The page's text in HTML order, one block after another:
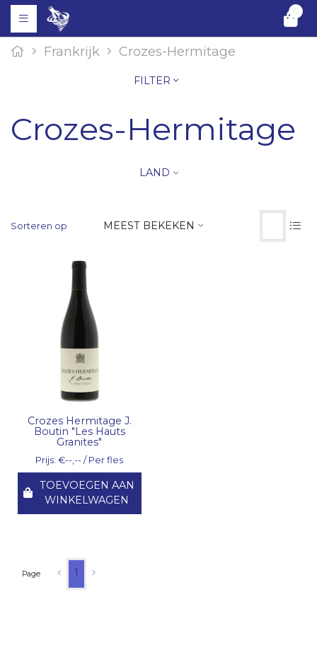
0
Frankrijk Crozes-Hermitage
FILTER
Crozes-Hermitage
LAND
Sorteren op MEEST BEKEKEN
Crozes Hermitage J.
Boutin "Les Hauts
Granites"
Prijs: €--,-- / Per fles
TOEVOEGEN AAN
WINKELWAGEN
Page 1